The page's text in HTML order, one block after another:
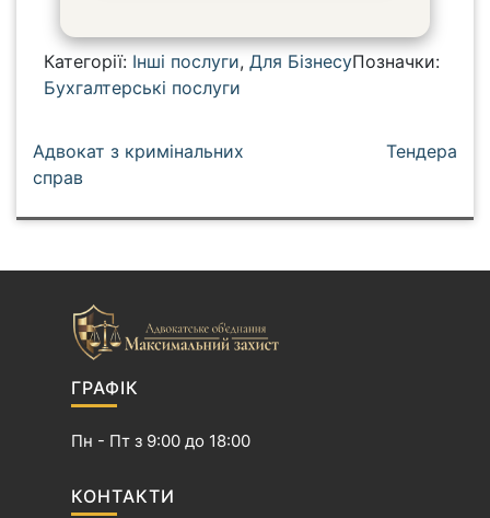
Категорії: Інші послуги, Для БізнесуПозначки:
Бухгалтерські послуги
Н
а
г
Адвокат з кримінальних
справ
Тендера
ГРАФІК
Пн - Пт з 9:00 до 18:00
КОНТАКТИ